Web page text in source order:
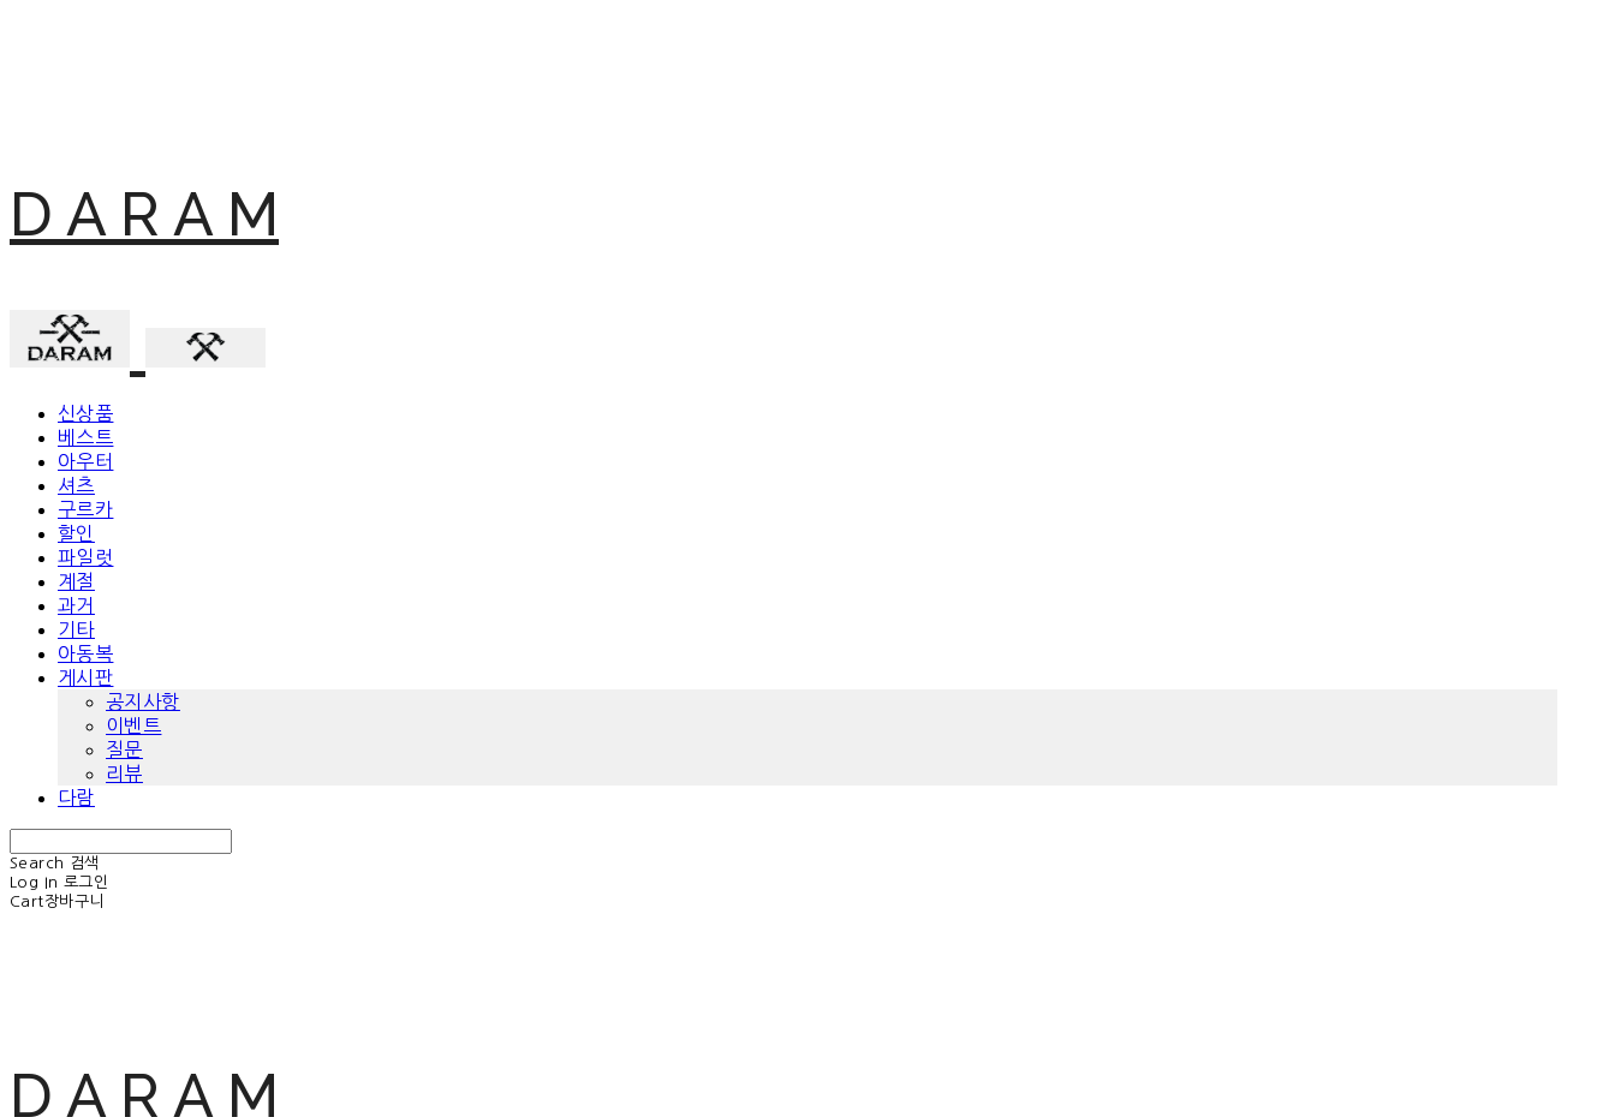
D A R A M
신상품
베스트
아우터
셔츠
구르카
할인
파일럿
계절
과거
기타
아동복
게시판
공지사항
이벤트
질문
리뷰
다람
Search
검색
Log In 로그인
Cart장바구니
D A R A M